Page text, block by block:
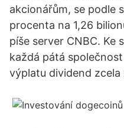
akcionářům, se podle
procenta na 1,26
píše server CNBC. Ke
každá pátá
výplatu dividend zcela